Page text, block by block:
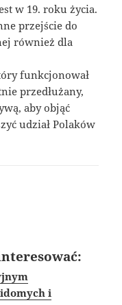
w 19. roku życia.
przejście do
również dla
funkcjonował
przedłużany,
aby objąć
udział Polaków
i